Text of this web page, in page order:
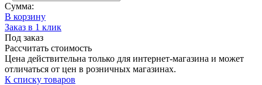
Сумма:
В корзину
Заказ в 1 клик
Под заказ
Рассчитать стоимость
Цена действительна только для интернет-магазина и может
отличаться от цен в розничных магазинах.
К списку товаров